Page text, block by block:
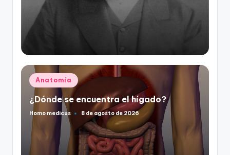
Publicado
en
Anatomía
¿Dónde se encuentra el hígado?
Publicado
por
Homo medicus 8 de agosto de 2026